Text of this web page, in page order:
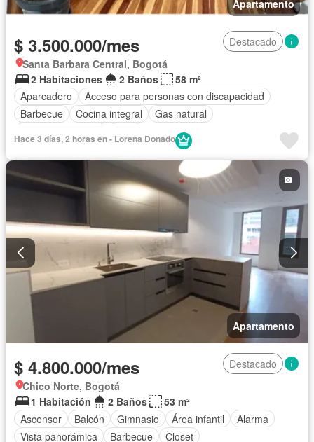
Apartamento
$ 3.500.000/mes
Destacado
Santa Barbara Central, Bogotá
2 Habitaciones
2 Baños
58 m²
Aparcadero
Acceso para personas con discapacidad
Barbecue
Cocina integral
Gas natural
Hace 3 días, 2 horas en - Lorena Donado
Apartamento
$ 4.800.000/mes
Destacado
Chico Norte, Bogotá
1 Habitación
2 Baños
53 m²
Ascensor
Balcón Gimnasio Área infantil
Alarma
Vista panorámica
Barbecue Closet